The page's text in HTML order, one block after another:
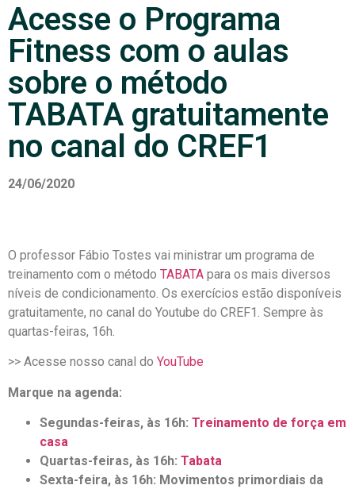
Acesse o Programa
Fitness com o aulas
sobre o método
TABATA gratuitamente
no canal do CREF1
24/06/2020
O professor Fábio Tostes vai ministrar um programa de
treinamento com o método TABATA para os mais diversos
níveis de condicionamento. Os exercícios estão disponíveis
gratuitamente, no canal do Youtube do CREF1. Sempre às
quartas-feiras, 16h.
>> Acesse nosso canal do YouTube
Marque na agenda:
Segundas-feiras, às 16h: Treinamento de força em
casa
Quartas-feiras, às 16h: Tabata
Sexta-feira, às 16h: Movimentos primordiais da